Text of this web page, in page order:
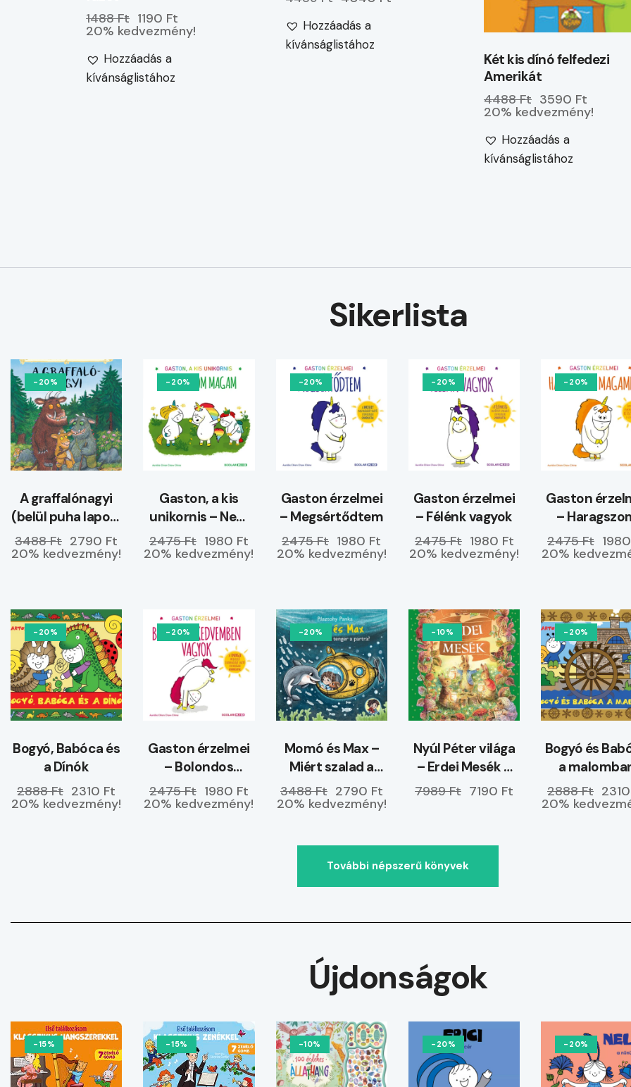
1488 Ft 1190 Ft
20% kedvezmény!
Hozzáadás a
kívánságlistához
Hozzáadás a
kívánságlistához
Két kis dínó felfedezi
Amerikát
4488 Ft 3590 Ft
20% kedvezmény!
Hozzáadás a
kívánságlistához
Sikerlista
-20%
A graffalónagyi
(belül puha lapos)
ELŐRENDELHETŐ
3488 Ft 2790 Ft
20% kedvezmény!
-20%
Gaston, a kis
unikornis – Nem
hagyom magam
2475 Ft 1980 Ft
20% kedvezmény!
-20%
Gaston érzelmei
– Megsértődtem
2475 Ft 1980 Ft
20% kedvezmény!
-20%
Gaston érzelmei
– Félénk vagyok
2475 Ft 1980 Ft
20% kedvezmény!
-20%
Gaston
–
magamra
2475 Ft
20%
-20%
Bogyó, Babóca és
a Dínók
2888 Ft 2310 Ft
20% kedvezmény!
-20%
Gaston érzelmei
– Bolondos
kedvemben
vagyok
2475 Ft 1980 Ft
20% kedvezmény!
-20%
Momó és Max –
Miért szalad a
tenger a partra?
3488 Ft 2790 Ft
20% kedvezmény!
-10%
Nyúl Péter világa
– Erdei Mesék –
ELŐRENDELHETŐ
7989 Ft 7190 Ft
-20%
Bogyó és
a
2888 Ft
20%
További népszerű könyvek
Újdonságok
-15% -15% -10% -20% -20%